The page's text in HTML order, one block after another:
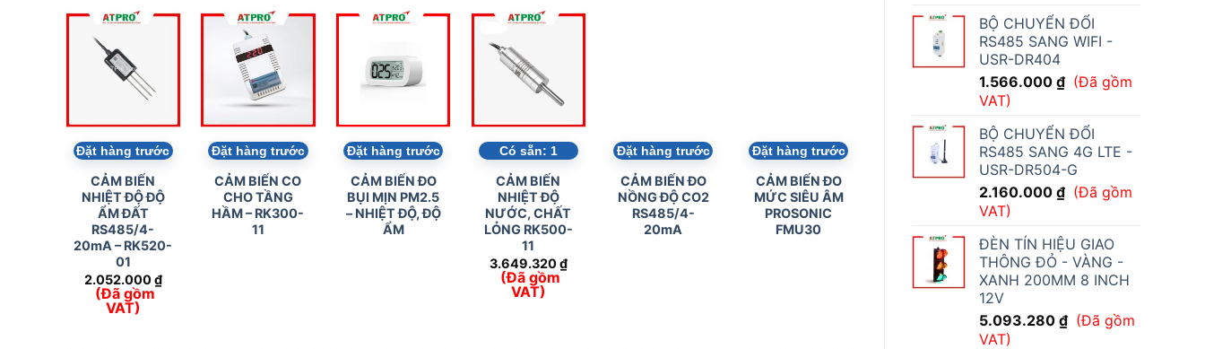
BỘ CHUYỂN ĐỔI
RS485 SANG WIFI -
USR-DR404
1.566.000 ₫ (Đã gồm
VAT)
BỘ CHUYỂN ĐỔI
RS485 SANG 4G LTE -
USR-DR504-G
2.160.000 ₫ (Đã gồm
VAT)
ĐÈN TÍN HIỆU GIAO
THÔNG ĐỎ - VÀNG -
XANH 200MM 8 INCH
12V
5.093.280 ₫ (Đã gồm
VAT)
Đặt hàng trước
CẢM BIẾN
NHIỆT ĐỘ ĐỘ
ẨM ĐẤT
RS485/4-
20mA – RK520-
01
2.052.000₫
(Đã gồm
VAT)
Đặt hàng trước
CẢM BIẾN CO
CHO TẦNG
HẦM – RK300-
11
Đặt hàng trước
CẢM BIẾN ĐO
BỤI MỊN PM2.5
– NHIỆT ĐỘ, ĐỘ
ẨM
Có sẵn: 1
CẢM BIẾN
NHIỆT ĐỘ
NƯỚC, CHẤT
LỎNG RK500-
11
3.649.320₫
(Đã gồm
VAT)
Đặt hàng trước
CẢM BIẾN ĐO
NỒNG ĐỘ CO2
RS485/4-
20mA
Đặt hàng trước
CẢM BIẾN ĐO
MỨC SIÊU ÂM
PROSONIC
FMU30